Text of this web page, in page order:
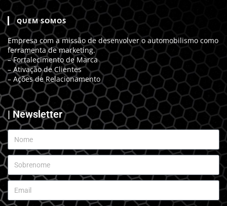
QUEM SOMOS
Empresa com a missão de desenvolver o automobilismo como
ferramenta de marketing.
– Fortalecimento de Marca
– Ativação de Clientes
– Ações de Relacionamento
| Newsletter